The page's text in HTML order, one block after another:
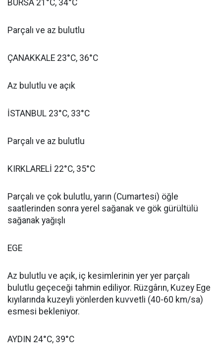
BURSA 21°C, 34°C
Parçalı ve az bulutlu
ÇANAKKALE 23°C, 36°C
Az bulutlu ve açık
İSTANBUL 23°C, 33°C
Parçalı ve az bulutlu
KIRKLARELİ 22°C, 35°C
Parçalı ve çok bulutlu, yarın (Cumartesi) öğle
saatlerinden sonra yerel sağanak ve gök gürültülü
sağanak yağışlı
EGE
Az bulutlu ve açık, iç kesimlerinin yer yer parçalı
bulutlu geçeceği tahmin ediliyor. Rüzgârın, Kuzey Ege
kıyılarında kuzeyli yönlerden kuvvetli (40-60 km/sa)
esmesi bekleniyor.
AYDIN 24°C, 39°C